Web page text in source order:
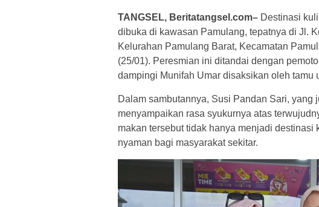
TANGSEL, Beritatangsel.com– Destinasi
dibuka di kawasan Pamulang, tepatnya di Jl.
Kelurahan Pamulang Barat, Kecamatan
(25/01). Peresmian ini ditandai dengan
dampingi Munifah Umar disaksikan oleh tamu
Dalam sambutannya, Susi Pandan Sari, yang
menyampaikan rasa syukurnya atas
makan tersebut tidak hanya menjadi
nyaman bagi masyarakat sekitar.